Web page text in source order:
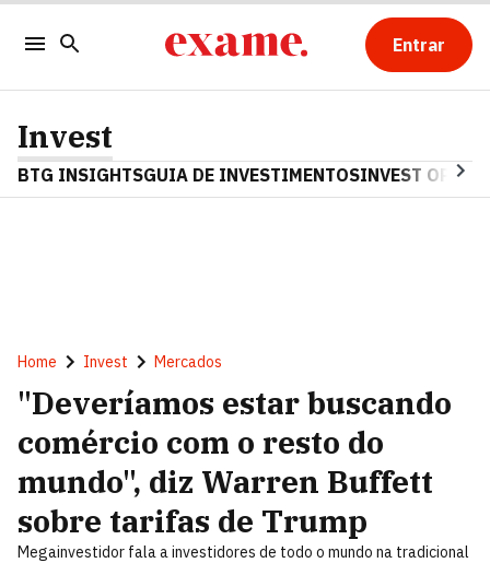
Entrar
Invest
BTG INSIGHTSGUIA DE INVESTIMENTOSINVEST OPINA
Home Invest Mercados
"Deveríamos estar buscando
comércio com o resto do
mundo", diz Warren Buffett
sobre tarifas de Trump
Megainvestidor fala a investidores de todo o mundo na tradicional